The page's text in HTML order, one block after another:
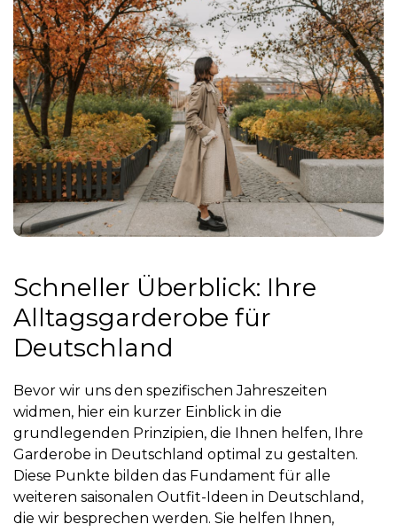
Schneller Überblick: Ihre
Alltagsgarderobe für
Deutschland
Bevor wir uns den spezifischen Jahreszeiten
widmen, hier ein kurzer Einblick in die
grundlegenden Prinzipien, die Ihnen helfen, Ihre
Garderobe in Deutschland optimal zu gestalten.
Diese Punkte bilden das Fundament für alle
weiteren saisonalen Outfit-Ideen in Deutschland,
die wir besprechen werden. Sie helfen Ihnen,